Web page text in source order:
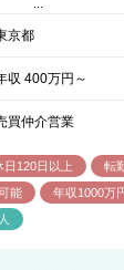
...
京都
収 400万円 ～
買仲介営業
日120日以上 転
能
年収1000万